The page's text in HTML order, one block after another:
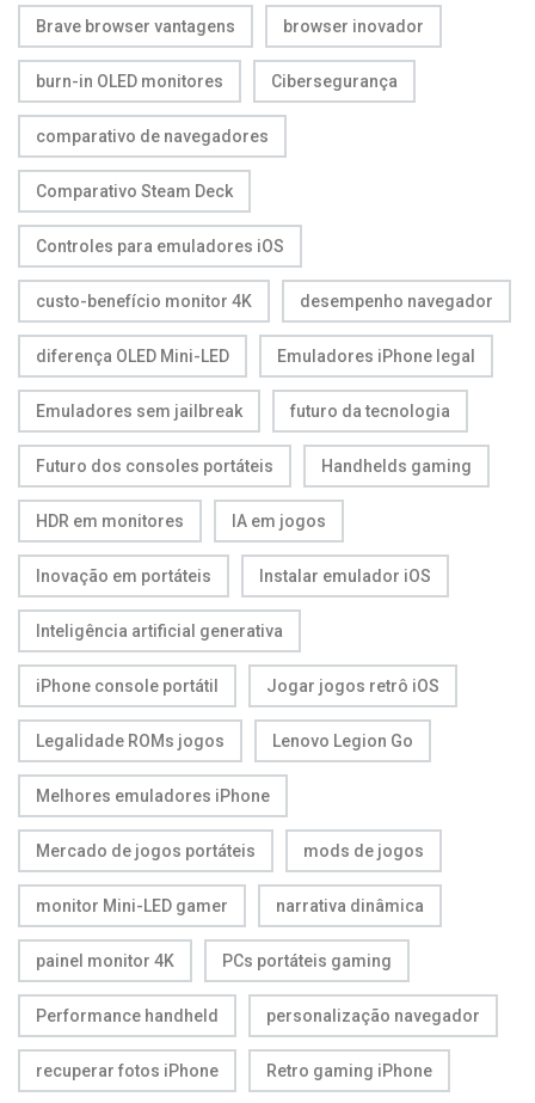
Brave browser vantagens browser inovador
burn-in OLED monitores Cibersegurança
comparativo de navegadores
Comparativo Steam Deck
Controles para emuladores iOS
custo-benefício monitor 4K desempenho navegador
diferença OLED Mini-LED Emuladores iPhone legal
Emuladores sem jailbreak futuro da tecnologia
Futuro dos consoles portáteis Handhelds gaming
HDR em monitores IA em jogos
Inovação em portáteis Instalar emulador iOS
Inteligência artificial generativa
iPhone console portátil Jogar jogos retrô iOS
Legalidade ROMs jogos Lenovo Legion Go
Melhores emuladores iPhone
Mercado de jogos portáteis mods de jogos
monitor Mini-LED gamer narrativa dinâmica
painel monitor 4K PCs portáteis gaming
Performance handheld personalização navegador
recuperar fotos iPhone Retro gaming iPhone